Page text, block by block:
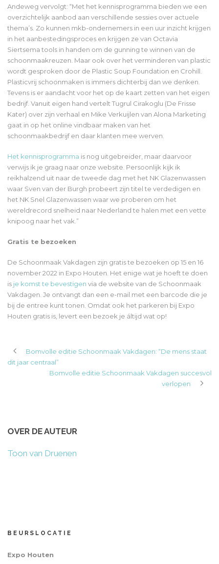
Andeweg vervolgt: “Met het kennisprogramma bieden we een
overzichtelijk aanbod aan verschillende sessies over actuele
thema’s. Zo kunnen mkb-ondernemers in een uur inzicht krijgen
in het aanbestedingsproces en krijgen ze van Octavia
Siertsema tools in handen om de gunning te winnen van de
schoonmaakreuzen. Maar ook over het verminderen van plastic
wordt gesproken door de Plastic Soup Foundation en Crohill.
Plasticvrij schoonmaken is immers dichterbij dan we denken.
Tevens is er aandacht voor het op de kaart zetten van het eigen
bedrijf. Vanuit eigen hand vertelt Tugrul Cirakoglu (De Frisse
Kater) over zijn verhaal en Mike Verkuijlen van Alona Marketing
gaat in op het online vindbaar maken van het
schoonmaakbedrijf en daar klanten mee werven.
Het kennisprogramma is nog uitgebreider, maar daarvoor
verwijs ik je graag naar onze website. Persoonlijk kijk ik
reikhalzend uit naar de tweede dag met het NK Glazenwassen
waar Sven van der Burgh probeert zijn titel te verdedigen en
het NK Snel Glazenwassen waar we proberen om het
wereldrecord snelheid naar Nederland te halen met een vette
knipoog naar het vak.”
Gratis te bezoeken
De Schoonmaak Vakdagen zijn gratis te bezoeken op 15 en 16
november 2022 in Expo Houten. Het enige wat je hoeft te doen
is je komst te bevestigen via de website van de Schoonmaak
Vakdagen. Je ontvangt dan een e-mail met een barcode die je
bij de entree kunt tonen. Omdat ook het parkeren bij Expo
Houten gratis is, levert een bezoek je áltijd wat op!
Bomvolle editie Schoonmaak Vakdagen: “De mens staat
dit jaar centraal”
Bomvolle editie Schoonmaak Vakdagen succesvol
verlopen
OVER DE AUTEUR
Toon van Druenen
BEURSLOCATIE
Expo Houten